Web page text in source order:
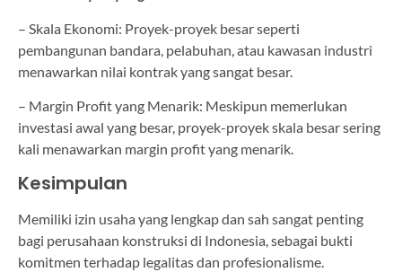
– Skala Ekonomi: Proyek-proyek besar seperti
pembangunan bandara, pelabuhan, atau kawasan industri
menawarkan nilai kontrak yang sangat besar.
– Margin Profit yang Menarik: Meskipun memerlukan
investasi awal yang besar, proyek-proyek skala besar sering
kali menawarkan margin profit yang menarik.
Kesimpulan
Memiliki izin usaha yang lengkap dan sah sangat penting
bagi perusahaan konstruksi di Indonesia, sebagai bukti
komitmen terhadap legalitas dan profesionalisme.